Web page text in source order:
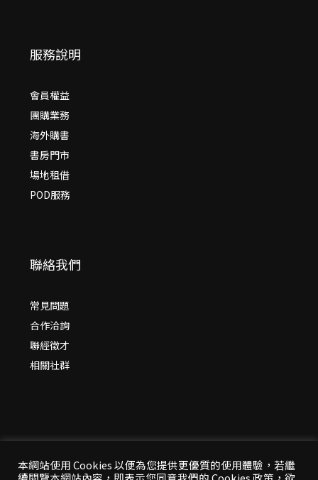
服務說明
會員權益
團購業務
海外購書
書房門市
場地租借
POD服務
聯絡我們
常見問題
合作洽詢
聯經徵才
相關社群
本網站使用 Cookies 以便為您提供更優質的使用體驗，若繼